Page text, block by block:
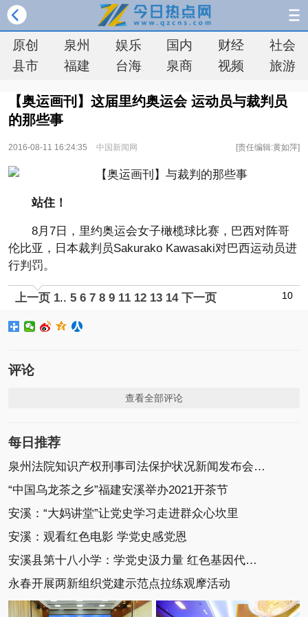
原创 泉州 娱乐 国内 财经
社会
县市
福建 台海 泉商 视频 旅游
【奥运画刊】这届里约奥运会 运动员与裁判员
的那些事
2016-08-11 16:24:35 中国新闻网 [责任编辑:黄如萍]
站住！
8月7日，里约奥运会女子橄榄球比赛，巴西对阵哥
伦比亚，日本裁判员Sakurako Kawasaki对巴西运动员进
行判罚。
上一页 1.. 5 6 7 8 9 10
11 12 13 14 下一页
评论
查看全部评论
每日推荐
泉州法院知识产权刑事司法保护状况新闻发布会召开
“中国乌龙茶之乡”福建安溪举办2021开茶节
安溪：“大妈讲堂”让党史学习走进群众心坎里
安溪：观看红色电影 学党史感党恩
安溪县第十八小学：学党史汲力量 红色基因代代传
永春开展两新组织党建示范点拉练观摩活动